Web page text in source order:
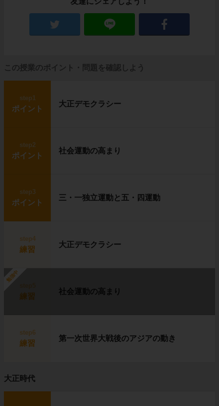
この授業のポイント・問題を確認しよう
step1
ポイント
大正デモクラシー
step2
ポイント
社会運動の高まり
step3
ポイント
三・一独立運動と五・四運動
step4
練習
大正デモクラシー
勉強中
練習
社会運動の高まり
step6
練習
第一次世界大戦後のアジアの動き
大正時代